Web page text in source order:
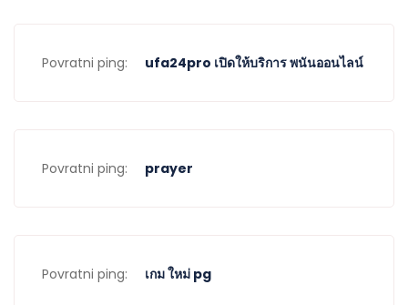
Povratni ping: ufa24pro เปิดให้บริการ พนันออนไลน์
Povratni ping: prayer
Povratni ping: เกม ใหม่ pg